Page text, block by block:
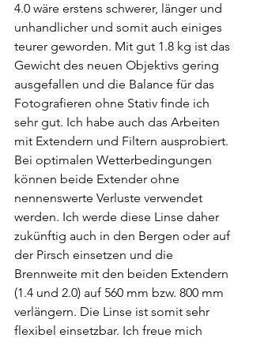
4.0 wäre erstens schwerer, länger und
unhandlicher und somit auch einiges
teurer geworden. Mit gut 1.8 kg ist das
Gewicht des neuen Objektivs gering
ausgefallen und die Balance für das
Fotografieren ohne Stativ finde ich
sehr gut. Ich habe auch das Arbeiten
mit Extendern und Filtern ausprobiert.
Bei optimalen Wetterbedingungen
können beide Extender ohne
nennenswerte Verluste verwendet
werden. Ich werde diese Linse daher
zukünftig auch in den Bergen oder auf
der Pirsch einsetzen und die
Brennweite mit den beiden Extendern
(1.4 und 2.0) auf 560 mm bzw. 800 mm
verlängern. Die Linse ist somit sehr
flexibel einsetzbar. Ich freue mich